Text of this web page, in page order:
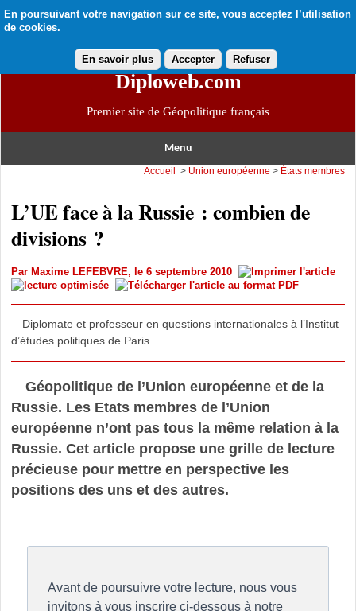
En poursuivant votre navigation sur ce site, vous acceptez l’utilisation
de cookies.
En savoir plus Accepter Refuser
Diploweb.com
Premier site de Géopolitique français
Menu
Accueil > Union européenne > États membres
L’UE face à la Russie : combien de
divisions ?
Par Maxime LEFEBVRE, le 6 septembre 2010
Diplomate et professeur en questions internationales à l’Institut
d’études politiques de Paris
Géopolitique de l’Union européenne et de la
Russie. Les Etats membres de l’Union
européenne n’ont pas tous la même relation à la
Russie. Cet article propose une grille de lecture
précieuse pour mettre en perspective les
positions des uns et des autres.